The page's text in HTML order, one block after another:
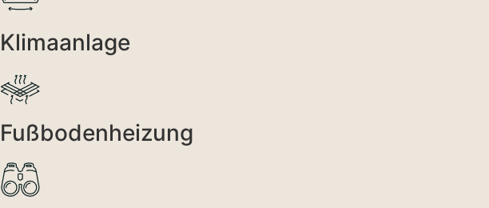
Klimaanlage
Fußbodenheizung